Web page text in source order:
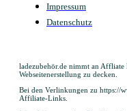
Impressum
Datenschutz
ladezubehör.de nimmt an
Webseitenerstellung zu decken.
Bei den Verlinkungen zu https://
Affiliate-Links.